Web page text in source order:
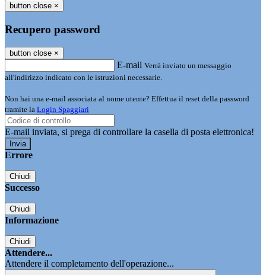
button close ×
Recupero password
button close ×
E-mail Verrà inviato un messaggio
all'indirizzo indicato con le istruzioni necessarie.
Non hai una e-mail associata al nome utente? Effettua il reset della password
tramite la Login Spaggiari
E-mail inviata, si prega di controllare la casella di posta elettronica!
Errore
Chiudi
Successo
Chiudi
Informazione
Chiudi
Attendere...
Attendere il completamento dell'operazione...